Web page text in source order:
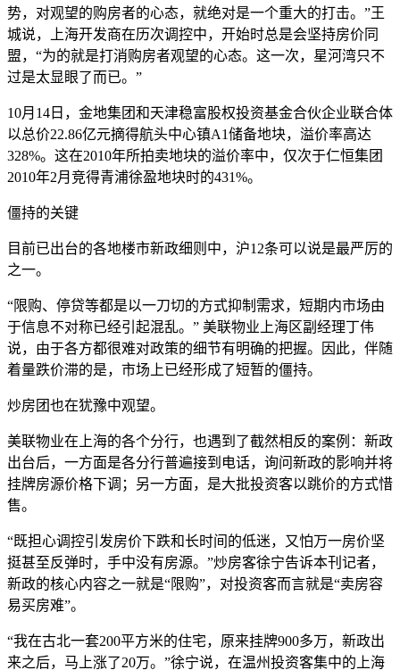
势，对观望的购房者的心态，就绝对是一个重大的打击。”王
城说，上海开发商在历次调控中，开始时总是会坚持房价同
盟，“为的就是打消购房者观望的心态。这一次，星河湾只不
过是太显眼了而已。”
10月14日，金地集团和天津稳富股权投资基金合伙企业联合体
以总价22.86亿元摘得航头中心镇A1储备地块，溢价率高达
328%。这在2010年所拍卖地块的溢价率中，仅次于仁恒集团
2010年2月竞得青浦徐盈地块时的431%。
僵持的关键
目前已出台的各地楼市新政细则中，沪12条可以说是最严厉的
之一。
“限购、停贷等都是以一刀切的方式抑制需求，短期内市场由
于信息不对称已经引起混乱。” 美联物业上海区副经理丁伟
说，由于各方都很难对政策的细节有明确的把握。因此，伴随
着量跌价滞的是，市场上已经形成了短暂的僵持。
炒房团也在犹豫中观望。
美联物业在上海的各个分行，也遇到了截然相反的案例：新政
出台后，一方面是各分行普遍接到电话，询问新政的影响并将
挂牌房源价格下调；另一方面，是大批投资客以跳价的方式惜
售。
“既担心调控引发房价下跌和长时间的低迷，又怕万一房价坚
挺甚至反弹时，手中没有房源。”炒房客徐宁告诉本刊记者，
新政的核心内容之一就是“限购”，对投资客而言就是“卖房容
易买房难”。
“我在古北一套200平方米的住宅，原来挂牌900多万，新政出
来之后，马上涨了20万。”徐宁说，在温州投资客集中的上海